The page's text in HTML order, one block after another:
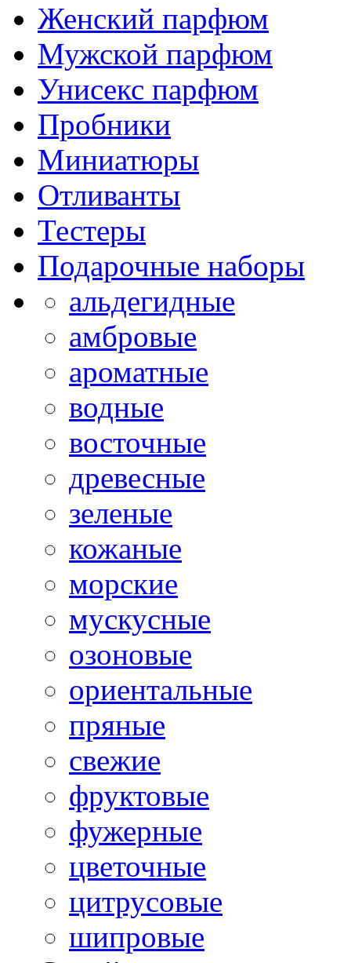
Женский парфюм
Мужской парфюм
Унисекс парфюм
Пробники
Миниатюры
Отливанты
Тестеры
Подарочные наборы
альдегидные
амбровые
ароматные
водные
восточные
древесные
зеленые
кожаные
морские
мускусные
озоновые
ориентальные
пряные
свежие
фруктовые
фужерные
цветочные
цитрусовые
шипровые